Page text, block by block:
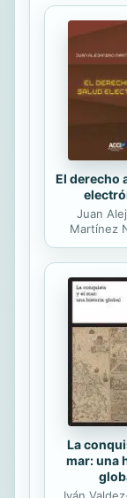
El derecho
Juan
Martínez
La
mar: una